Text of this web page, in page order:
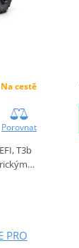
Na cestě
Porovnat
T3b
PRO